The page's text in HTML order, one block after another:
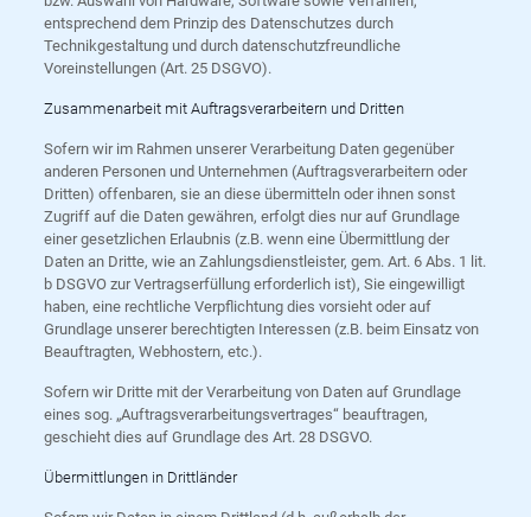
entsprechend dem Prinzip des Datenschutzes durch
Technikgestaltung und durch datenschutzfreundliche
Voreinstellungen (Art. 25 DSGVO).
Zusammenarbeit mit Auftragsverarbeitern und Dritten
Sofern wir im Rahmen unserer Verarbeitung Daten gegenüber
anderen Personen und Unternehmen (Auftragsverarbeitern oder
Dritten) offenbaren, sie an diese übermitteln oder ihnen sonst
Zugriff auf die Daten gewähren, erfolgt dies nur auf Grundlage
einer gesetzlichen Erlaubnis (z.B. wenn eine Übermittlung der
Daten an Dritte, wie an Zahlungsdienstleister, gem. Art. 6 Abs. 1 lit.
b DSGVO zur Vertragserfüllung erforderlich ist), Sie eingewilligt
haben, eine rechtliche Verpflichtung dies vorsieht oder auf
Grundlage unserer berechtigten Interessen (z.B. beim Einsatz von
Beauftragten, Webhostern, etc.).
Sofern wir Dritte mit der Verarbeitung von Daten auf Grundlage
eines sog. „Auftragsverarbeitungsvertrages“ beauftragen,
geschieht dies auf Grundlage des Art. 28 DSGVO.
Übermittlungen in Drittländer